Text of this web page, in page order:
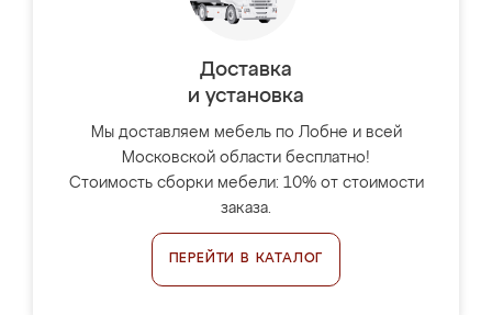
Доставка
и установка
Мы доставляем мебель по Лобне и всей
Московской области бесплатно!
Стоимость сборки мебели: 10% от стоимости
заказа.
ПЕРЕЙТИ В КАТАЛОГ